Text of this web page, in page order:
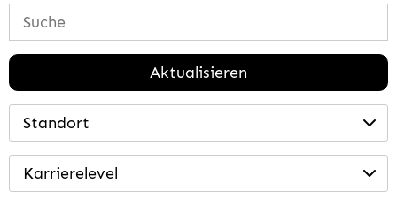
Aktualisieren
Standort
Karrierelevel